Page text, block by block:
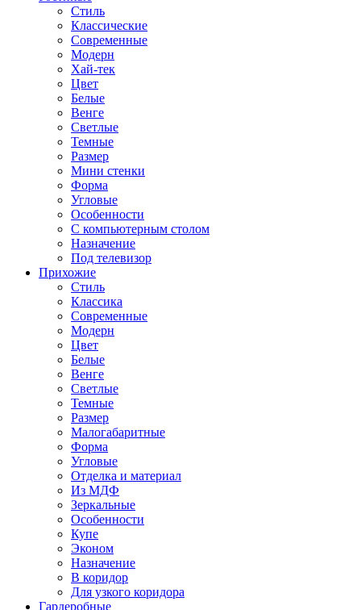
Стиль
Классические
Современные
Модерн
Хай-тек
Цвет
Белые
Венге
Светлые
Темные
Размер
Мини стенки
Форма
Угловые
Особенности
С компьютерным столом
Назначение
Под телевизор
Прихожие
Стиль
Классика
Современные
Модерн
Цвет
Белые
Венге
Светлые
Темные
Размер
Малогабаритные
Форма
Угловые
Отделка и материал
Из МДФ
Зеркальные
Особенности
Купе
Эконом
Назначение
В коридор
Для узкого коридора
Гардеробные